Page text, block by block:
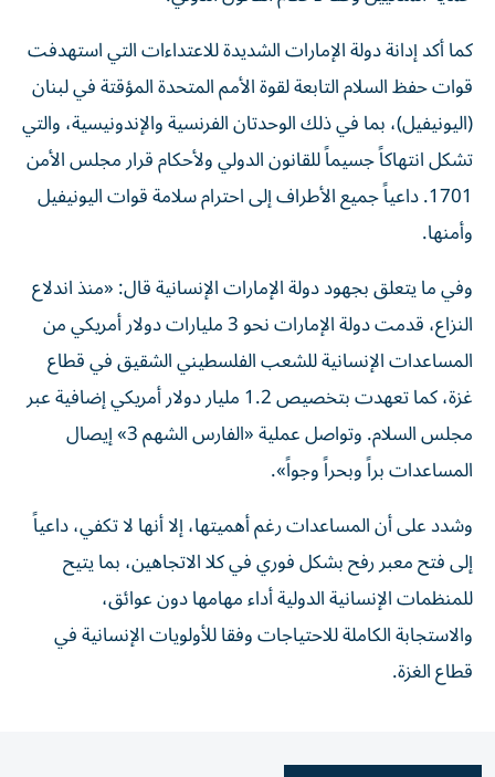
كما أكد إدانة دولة الإمارات الشديدة للاعتداءات التي استهدفت
قوات حفظ السلام التابعة لقوة الأمم المتحدة المؤقتة في لبنان
(اليونيفيل)، بما في ذلك الوحدتان الفرنسية والإندونيسية، والتي
تشكل انتهاكاً جسيماً للقانون الدولي ولأحكام قرار مجلس الأمن
1701. داعياً جميع الأطراف إلى احترام سلامة قوات اليونيفيل
وأمنها.
وفي ما يتعلق بجهود دولة الإمارات الإنسانية قال: «منذ اندلاع
النزاع، قدمت دولة الإمارات نحو 3 مليارات دولار أمريكي من
المساعدات الإنسانية للشعب الفلسطيني الشقيق في قطاع
غزة، كما تعهدت بتخصيص 1.2 مليار دولار أمريكي إضافية عبر
مجلس السلام. وتواصل عملية «الفارس الشهم 3» إيصال
المساعدات براً وبحراً وجواً».
وشدد على أن المساعدات رغم أهميتها، إلا أنها لا تكفي، داعياً
إلى فتح معبر رفح بشكل فوري في كلا الاتجاهين، بما يتيح
للمنظمات الإنسانية الدولية أداء مهامها دون عوائق،
والاستجابة الكاملة للاحتياجات وفقا للأولويات الإنسانية في
قطاع الغزة.